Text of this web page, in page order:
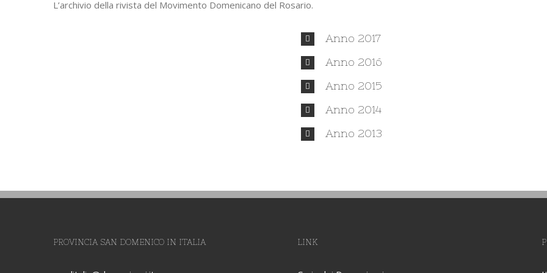
L’archivio della rivista del Movimento Domenicano del Rosario.
Anno 2017
Anno 2016
Anno 2015
Anno 2014
Anno 2013
PROVINCIA SAN DOMENICO IN ITALIA LINK